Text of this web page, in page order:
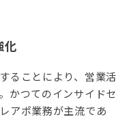
化
ることにより、営業活
かつてのインサイドセ
アポ業務が主流であ